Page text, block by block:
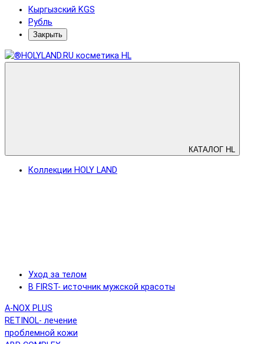
Кыргызский KGS
Рубль
Закрыть
КАТАЛОГ HL
Коллекции HOLY LAND
Уход за телом
B FIRST- источник мужской красоты
A-NOX PLUS
RETINOL- лечение
проблемной кожи